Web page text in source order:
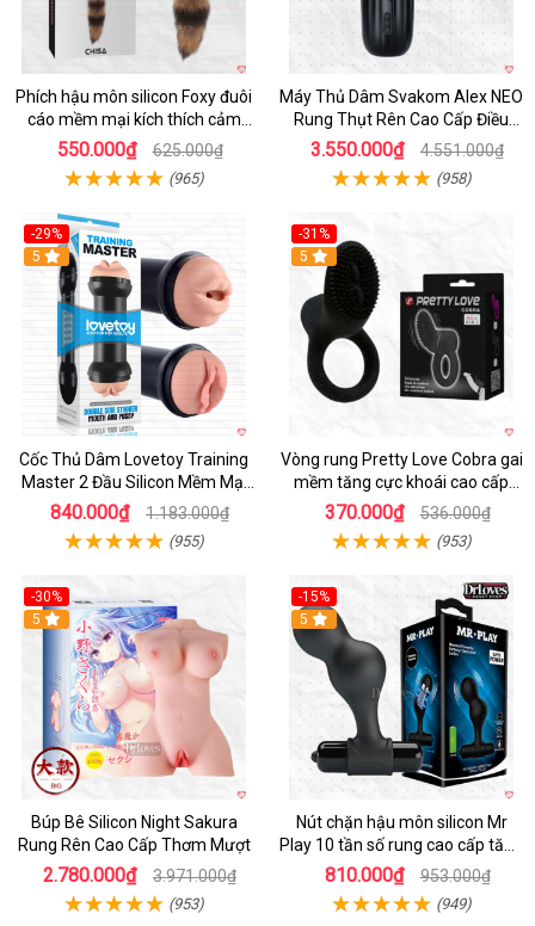
Phích hậu môn silicon Foxy đuôi
cáo mềm mại kích thích cảm
giác mới
550.000₫ 625.000₫
(965)
Máy Thủ Dâm Svakom Alex NEO
Rung Thụt Rên Cao Cấp Điều
Khiển App
3.550.000₫ 4.551.000₫
(958)
-29%
Hot
5
Cốc Thủ Dâm Lovetoy Training
Master 2 Đầu Silicon Mềm Mại
Tiện Lợi
840.000₫ 1.183.000₫
(955)
-31%
5
Vòng rung Pretty Love Cobra gai
mềm tăng cực khoái cao cấp
chính hãng
370.000₫ 536.000₫
(953)
-30%
Hot
5
Búp Bê Silicon Night Sakura
Rung Rên Cao Cấp Thơm Mượt
2.780.000₫ 3.971.000₫
(953)
-15%
Hot
5
Nút chặn hậu môn silicon Mr
Play 10 tần số rung cao cấp tăng
khoái cảm
810.000₫ 953.000₫
(949)